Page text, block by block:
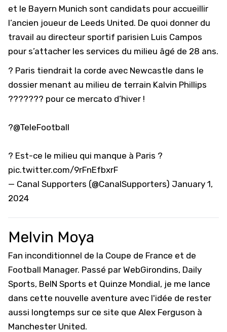
et le Bayern Munich sont candidats pour accueillir
l’ancien joueur de Leeds United. De quoi donner du
travail au directeur sportif parisien Luis Campos
pour s’attacher les services du milieu âgé de 28 ans.
? Paris tiendrait la corde avec Newcastle dans le
dossier menant au milieu de terrain Kalvin Phillips
??????? pour ce mercato d’hiver !
?@TeleFootball
? Est-ce le milieu qui manque à Paris ?
pic.twitter.com/9rFnEfbxrF
— Canal Supporters (@CanalSupporters) January 1,
2024
Melvin Moya
Fan inconditionnel de la Coupe de France et de
Football Manager. Passé par WebGirondins, Daily
Sports, BeIN Sports et Quinze Mondial, je me lance
dans cette nouvelle aventure avec l'idée de rester
aussi longtemps sur ce site que Alex Ferguson à
Manchester United.